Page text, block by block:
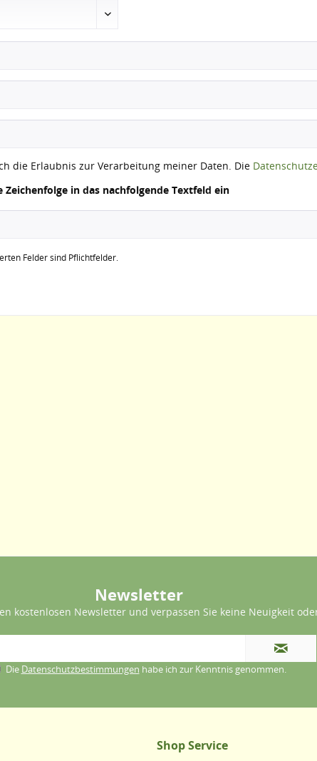
die Erlaubnis zur Verarbeitung meiner Daten. Die
Zeichenfolge in das nachfolgende Textfeld ein
Felder sind Pflichtfelder.
Newsletter
kostenlosen Newsletter und verpassen Sie keine Neuigkeit
Die Datenschutzbestimmungen habe ich zur Kenntnis genommen.
Shop Service